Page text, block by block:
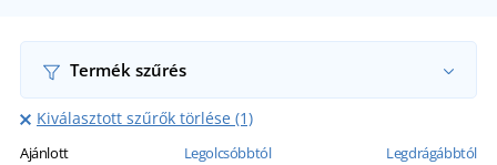
Termék szűrés
Kiválasztott szűrők törlése (1)
Ajánlott Legolcsóbbtól Legdrágábbtól